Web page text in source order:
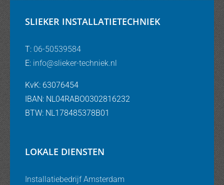
SLIEKER INSTALLATIETECHNIEK
T: 06-50539584
E: info@slieker-techniek.nl
KvK: 63076454
IBAN: NL04RABO0302816232
BTW: NL178485378B01
LOKALE DIENSTEN
Installatiebedrijf Amsterdam